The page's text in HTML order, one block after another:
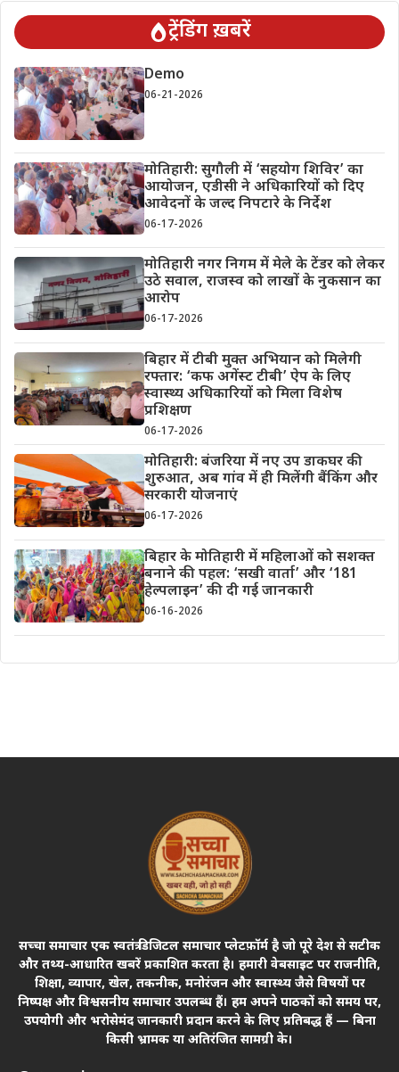
ट्रेंडिंग ख़बरें
Demo
06-21-2026
मोतिहारी: सुगौली में ‘सहयोग शिविर’ का
आयोजन, एडीसी ने अधिकारियों को दिए
आवेदनों के जल्द निपटारे के निर्देश
06-17-2026
मोतिहारी नगर निगम में मेले के टेंडर को लेकर
उठे सवाल, राजस्व को लाखों के नुकसान का
आरोप
06-17-2026
बिहार में टीबी मुक्त अभियान को मिलेगी
रफ्तार: ‘कफ अगेंस्ट टीबी’ ऐप के लिए
स्वास्थ्य अधिकारियों को मिला विशेष
प्रशिक्षण
06-17-2026
मोतिहारी: बंजरिया में नए उप डाकघर की
शुरुआत, अब गांव में ही मिलेंगी बैंकिंग और
सरकारी योजनाएं
06-17-2026
बिहार के मोतिहारी में महिलाओं को सशक्त
बनाने की पहल: ‘सखी वार्ता’ और ‘181
हेल्पलाइन’ की दी गई जानकारी
06-16-2026
सच्चा समाचार एक स्वतंत्र डिजिटल समाचार प्लेटफ़ॉर्म है जो पूरे देश से सटीक
और तथ्य-आधारित खबरें प्रकाशित करता है। हमारी वेबसाइट पर राजनीति,
शिक्षा, व्यापार, खेल, तकनीक, मनोरंजन और स्वास्थ्य जैसे विषयों पर
निष्पक्ष और विश्वसनीय समाचार उपलब्ध हैं। हम अपने पाठकों को समय पर,
उपयोगी और भरोसेमंद जानकारी प्रदान करने के लिए प्रतिबद्ध हैं — बिना
किसी भ्रामक या अतिरंजित सामग्री के।